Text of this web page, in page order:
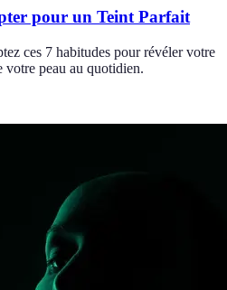
pour un Teint Parfait
ces 7 habitudes pour révéler votre
votre peau au quotidien.